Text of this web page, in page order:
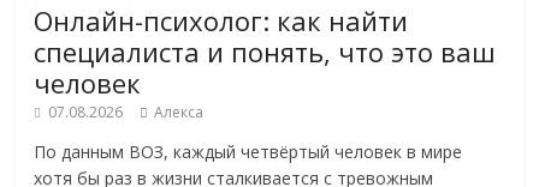
Онлайн-психолог: как найти
специалиста и понять, что это ваш
человек
07.08.2026 Алекса
По данным ВОЗ, каждый четвёртый человек в мире
хотя бы раз в жизни сталкивается с тревожным